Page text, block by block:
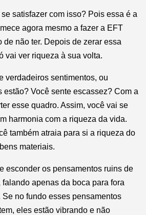
satisfazer com isso? Pois essa é a
agora mesmo a fazer a EFT
de não ter. Depois de zerar essa
vai ver riqueza à sua volta.
verdadeiros sentimentos, ou
estão? Você sente escassez? Com a
esse quadro. Assim, você vai se
harmonia com a riqueza da vida.
também atraia para si a riqueza do
materiais.
esconder os pensamentos ruins de
apenas da boca para fora
no fundo esses pensamentos
eles estão vibrando e não